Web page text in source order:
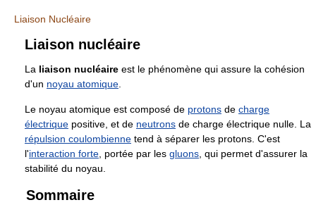
Liaison Nucléaire
Liaison nucléaire
La liaison nucléaire est le phénomène qui assure la cohésion
d'un noyau atomique
Le noyau atomique est composé de protons de charge
électrique positive, et de neutrons de charge électrique nulle. La
répulsion coulombienne tend à séparer les protons. C'est
l'interaction forte , portée par les gluons , qui permet d'assurer la
stabilité du noyau.
Sommaire